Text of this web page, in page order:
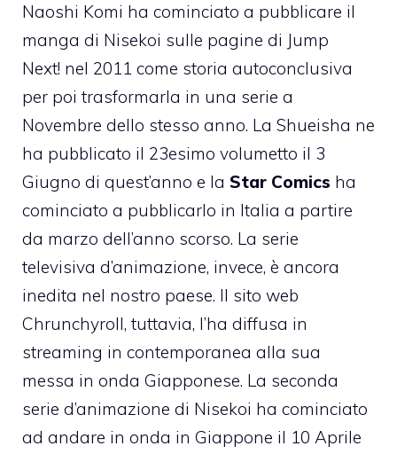
Naoshi Komi ha cominciato a pubblicare il
manga di Nisekoi sulle pagine di Jump
Next! nel 2011 come storia autoconclusiva
per poi trasformarla in una serie a
Novembre dello stesso anno. La Shueisha ne
ha pubblicato il 23esimo volumetto il 3
Giugno di quest’anno e la Star Comics ha
cominciato a pubblicarlo in Italia a partire
da marzo dell’anno scorso. La serie
televisiva d’animazione, invece, è ancora
inedita nel nostro paese. Il sito web
Chrunchyroll, tuttavia, l’ha diffusa in
streaming in contemporanea alla sua
messa in onda Giapponese. La seconda
serie d’animazione di Nisekoi ha cominciato
ad andare in onda in Giappone il 10 Aprile